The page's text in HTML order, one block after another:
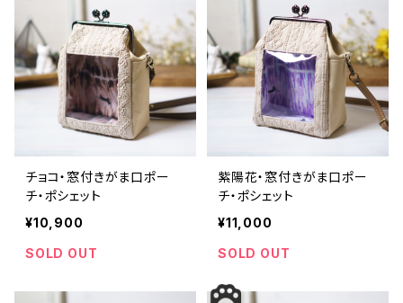
チョコ・窓付きがま口ポー
チ・ポシェット
¥10,900
SOLD OUT
紫陽花・窓付きがま口ポー
チ・ポシェット
¥11,000
SOLD OUT